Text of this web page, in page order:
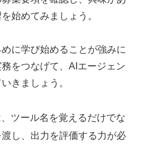
始めてみましょう。
に学び始めることが強みに
をつなげて、AIエージェン
きましょう。
ツール名を覚えるだけでな
し、出力を評価する力が必